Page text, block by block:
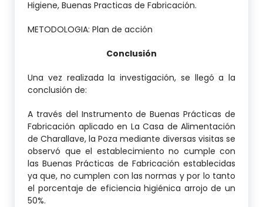
Higiene, Buenas Practicas de Fabricación.
METODOLOGIA: Plan de acción
Conclusión
Una vez realizada la investigación, se llegó a la
conclusión de:
A través del Instrumento de Buenas Prácticas de
Fabricación aplicado en La Casa de Alimentación
de Charallave, la Poza mediante diversas visitas se
observó que el establecimiento no cumple con
las Buenas Prácticas de Fabricación establecidas
ya que, no cumplen con las normas y por lo tanto
el porcentaje de eficiencia higiénica arrojo de un
50%.